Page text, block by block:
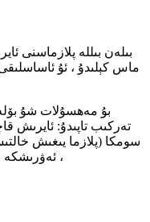
ماس كېلىدۇ ، ئۇ
بۇ مەھسۇلات شۇ
تەركىب تاپىدۇ: ئايرىش
سومكا (پلازما يىغىش
، ئەۋرىشكە